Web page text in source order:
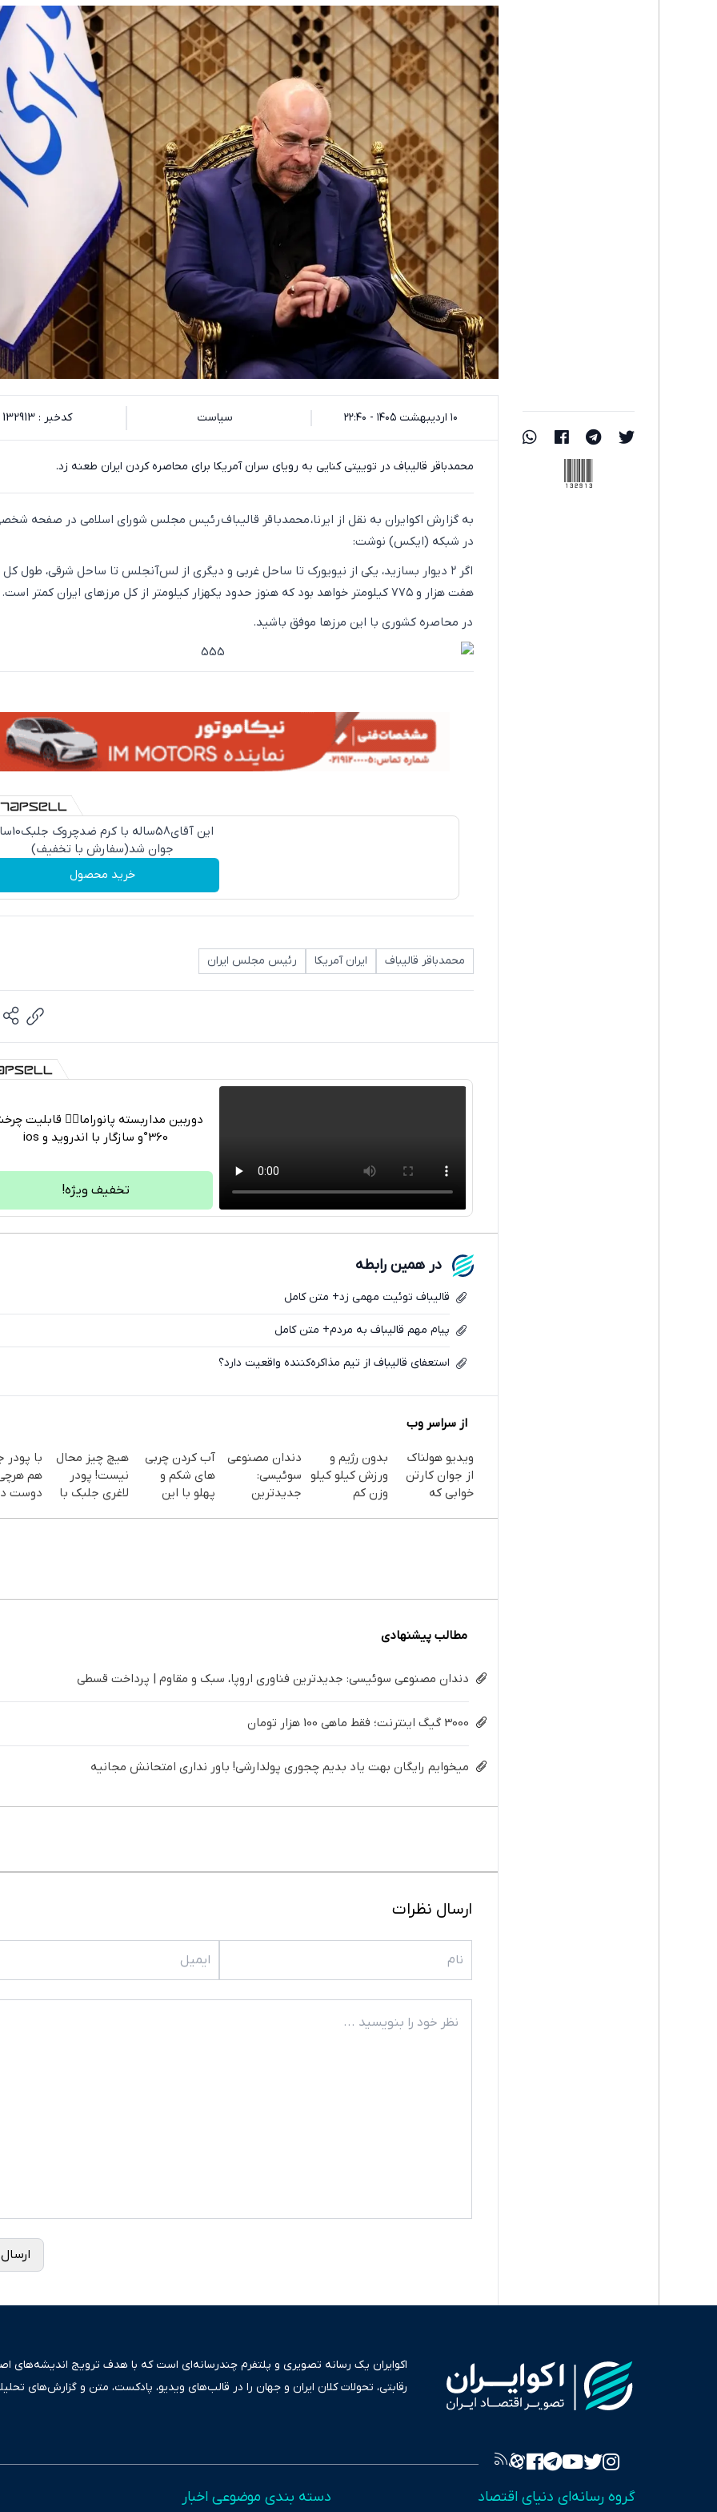
۱۰ اردیبهشت ۱۴۰۵ - ۲۲:۴۰ سیاست کدخبر : 132913
محمدباقر قالیباف در توییتی کنایی به رویای سران آمریکا برای محاصره کردن ایران طعنه زد.
به گزارش اکوایران به نقل از ایرنا، محمدباقر قالیباف رئیس مجلس شورای اسلامی در صفحه
در شبکه (ایکس) نوشت:
اگر ۲ دیوار بسازید، یکی از نیویورک تا ساحل غربی و دیگری از لس‌آنجلس تا ساحل شرقی، طول
هفت هزار و ۷۷۵ کیلومتر خواهد بود که هنوز حدود یکهزار کیلومتر از کل مرزهای ایران کمتر است.
در محاصره کشوری با این مرزها موفق باشید.
این آقای58ساله
جوان شد(سفارش با تخفیف)
خرید محصول
محمدباقر قالیباف ایران آمریکا رئیس مجلس ایران
تلگرام
فیسبوک
دوربین مداربسته پانوراما👈🏻 قابلیت
360°و سازگار با اندروید و ios
تخفیف ویژه!
در همین رابطه
قالیباف توئیت مهمی زد+ متن کامل
پیام مهم قالیباف به مردم+ متن کامل
استعفای قالیباف از تیم مذاکره‌کننده واقعیت دارد؟
از سراسر وب
ویدیو هولناک
از جوان کارتن
خوابی که
بدون رژیم و
ورزش کیلو کیلو
وزن کم
دندان مصنوعی
سوئیسی:
جدیدترین
آب کردن چربی
های شکم و
پهلو با این
هیچ چیز محال
نیست! پودر
لاغری جلبک با
با پودر
هم
دوست
مطالب پیشنهادی
دندان مصنوعی سوئیسی: جدیدترین فناوری اروپا، سبک و مقاوم | پرداخت قسطی
3000 گیگ اینترنت؛ فقط ماهی 100 هزار تومان
میخوایم رایگان بهت یاد بدیم چجوری پولدارشی! باور نداری امتحانش مجانیه
ارسال نظرات
اکوایران یک رسانه تصویری و پلتفرم چندرسانه‌ای است که با هدف ترویج اندیشه‌های
رقابتی، تحولات کلان ایران و جهان را در قالب‌های ویدیو، پادکست، متن و گزارش‌های
چالش‌های فقر و بیکاری را جست‌وجو کرده و در کنار تحلیل آمارها، نیازهای خبری
گروه رسانه‌ای دنیای اقتصاد دسته بندی موضوعی اخبار